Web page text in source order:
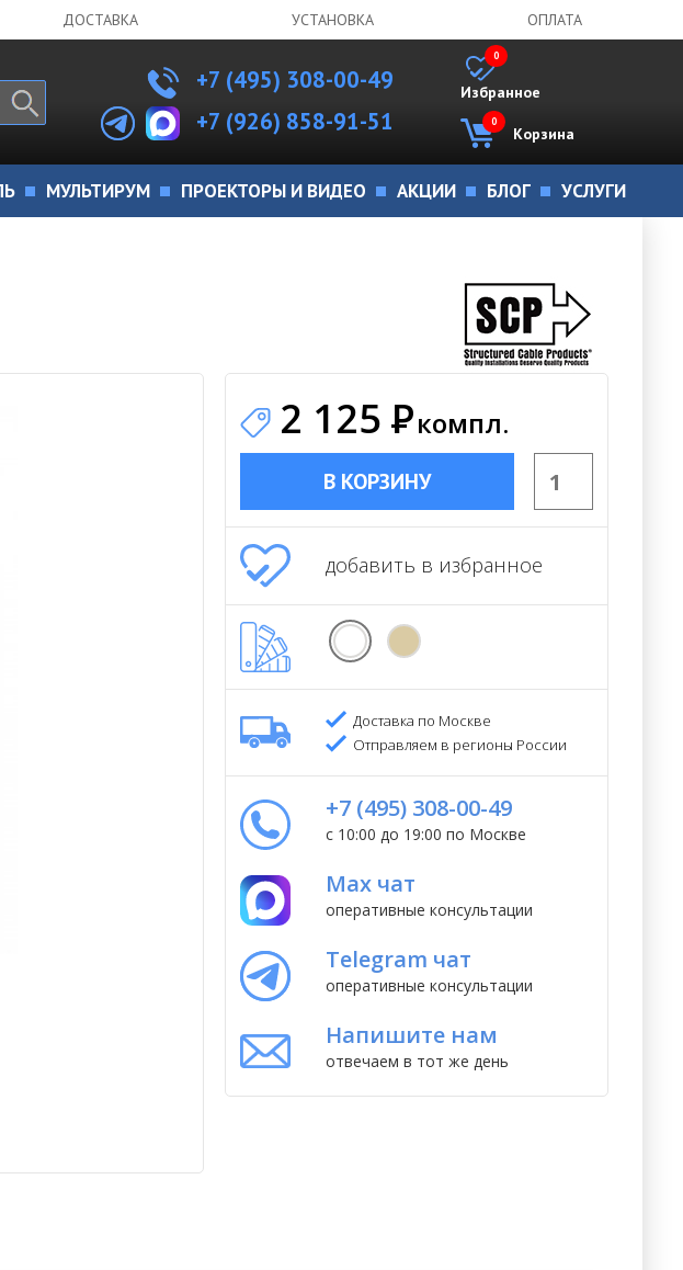
ДОСТАВКА УСТАНОВКА ОПЛАТА
+7 (495) 308-00-49
+7 (926) 858-91-51
Избранное
0
Корзина
0
МУЛЬТИРУМ ПРОЕКТОРЫ И ВИДЕО АКЦИИ БЛОГ УСЛУГИ
2 125 Ркомпл.
В КОРЗИНУ
добавить в избранное
Доставка по Москве
Отправляем в регионы России
+7 (495) 308-00-49
с 10:00 до 19:00 по Москве
Max чат
оперативные консультации
Telegram чат
оперативные консультации
Напишите нам
отвечаем в тот же день